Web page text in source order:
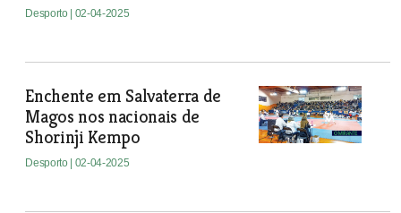
Desporto | 02-04-2025
Enchente em Salvaterra de
Magos nos nacionais de
Shorinji Kempo
Desporto | 02-04-2025